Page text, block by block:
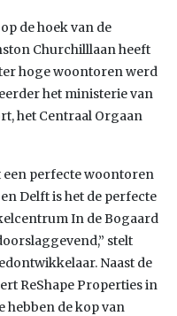
de hoek van de
Churchilllaan heeft
hoge woontoren werd
het ministerie van
het Centraal Orgaan
een perfecte woontoren
Delft is het de perfecte
In de Bogaard
stelt
Naast de
ReShape Properties in
hebben de kop van